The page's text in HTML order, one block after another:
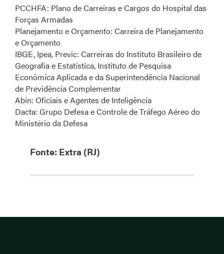
PCCHFA: Plano de Carreiras e Cargos do Hospital das
Forças Armadas
Planejamento e Orçamento: Carreira de Planejamento
e Orçamento
IBGE, Ipea, Previc: Carreiras do Instituto Brasileiro de
Geografia e Estatística, Instituto de Pesquisa
Econômica Aplicada e da Superintendência Nacional
de Previdência Complementar
Abin: Oficiais e Agentes de Inteligência
Dacta: Grupo Defesa e Controle de Tráfego Aéreo do
Ministério da Defesa
Fonte: Extra (RJ)